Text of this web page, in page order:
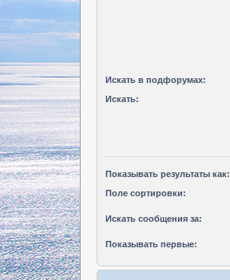
Искать в подфорумах:
Искать:
Показывать результаты как:
Поле сортировки:
Искать сообщения за:
Показывать первые: